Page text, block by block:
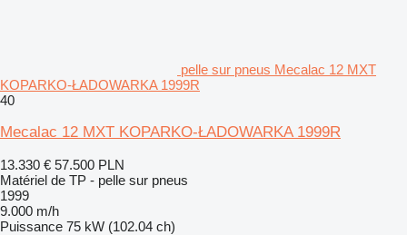
pelle sur pneus Mecalac 12 MXT
KOPARKO-ŁADOWARKA 1999R
40
Mecalac 12 MXT KOPARKO-ŁADOWARKA 1999R
13.330 € 57.500 PLN
Matériel de TP - pelle sur pneus
1999
9.000 m/h
Puissance 75 kW (102.04 ch)